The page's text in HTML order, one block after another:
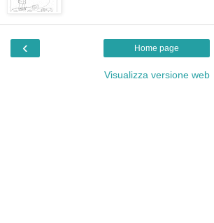
‹ Home page
Visualizza versione web